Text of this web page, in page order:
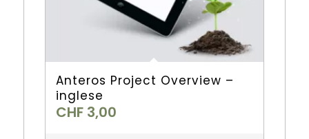
Anteros Project Overview –
inglese
CHF3,00